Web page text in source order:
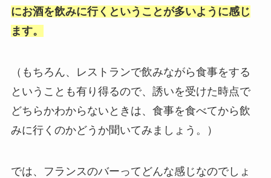
にお酒を飲みに行くということが多いように感じ
ます。
（もちろん、レストランで飲みながら食事をする
ということも有り得るので、誘いを受けた時点で
どちらかわからないときは、食事を食べてから飲
みに行くのかどうか聞いてみましょう。）
では、フランスのバーってどんな感じなのでしょ